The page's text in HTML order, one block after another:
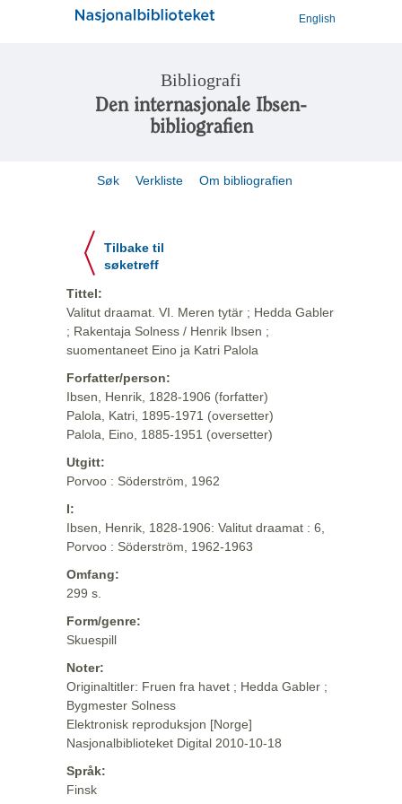
English
Bibliografi
Den internasjonale Ibsen-
bibliografien
Søk Verkliste Om bibliografien
Tilbake til
søketreff
Tittel:
Valitut draamat. VI. Meren tytär ; Hedda Gabler
; Rakentaja Solness / Henrik Ibsen ;
suomentaneet Eino ja Katri Palola
Forfatter/person:
Ibsen, Henrik, 1828-1906 (forfatter)
Palola, Katri, 1895-1971 (oversetter)
Palola, Eino, 1885-1951 (oversetter)
Utgitt:
Porvoo : Söderström, 1962
I:
Ibsen, Henrik, 1828-1906: Valitut draamat : 6,
Porvoo : Söderström, 1962-1963
Omfang:
299 s.
Form/genre:
Skuespill
Noter:
Originaltitler: Fruen fra havet ; Hedda Gabler ;
Bygmester Solness
Elektronisk reproduksjon [Norge]
Nasjonalbiblioteket Digital 2010-10-18
Språk:
Finsk